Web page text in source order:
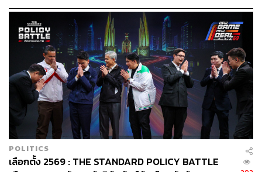
POLITICS
เลือกตั้ง 2569 : THE STANDARD POLICY BATTLE